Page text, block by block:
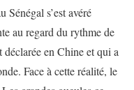
s’est avéré
au regard du rythme de
déclarée en Chine et qui a
Face à cette réalité, le